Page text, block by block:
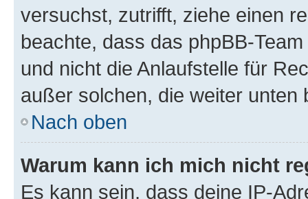
versuchst, zutrifft, ziehe einen
beachte, dass das phpBB-
und nicht die Anlaufstelle für
außer solchen, die weiter unten
Nach oben
Warum kann ich mich nicht
Es kann sein, dass deine IP-